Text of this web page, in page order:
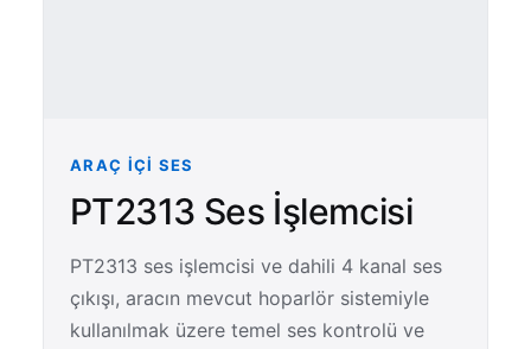
ARAÇ İÇI SES
PT2313 Ses İşlemcisi
PT2313 ses işlemcisi ve dahili 4 kanal ses
çıkışı, aracın mevcut hoparlör sistemiyle
kullanılmak üzere temel ses kontrolü ve